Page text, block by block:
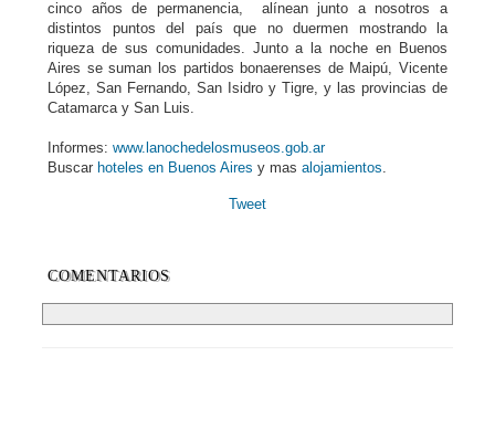
cinco años de permanencia, alínean junto a nosotros a
distintos puntos del país que no duermen mostrando la
riqueza de sus comunidades. Junto a la noche en Buenos
Aires se suman los partidos bonaerenses de Maipú, Vicente
López, San Fernando, San Isidro y Tigre, y las provincias de
Catamarca y San Luis.
Informes: www.lanochedelosmuseos.gob.ar
Buscar hoteles en Buenos Aires y mas alojamientos.
Tweet
COMENTARIOS